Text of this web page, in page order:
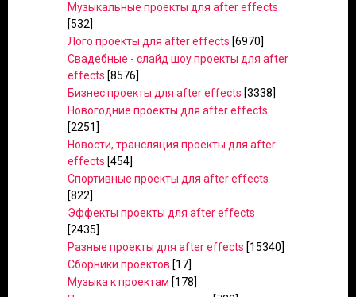
Музыкальные проекты для after effects
[532]
Лого проекты для after effects [6970]
Свадебные - слайд шоу проекты для after
effects [8576]
Бизнес проекты для after effects [3338]
Новогодние проекты для after effects
[2251]
Новости, трансляция проекты для after
effects [454]
Спортивные проекты для after effects
[822]
Эффекты проекты для after effects
[2435]
Разные проекты для after effects [15340]
Сборники проектов [17]
Музыка к проектам [178]